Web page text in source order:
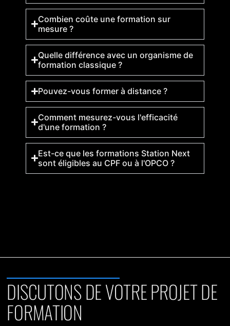
Combien coûte une formation sur
mesure ?
Quelle différence avec un organisme de
formation classique ?
Pouvez-vous former à distance ?
Comment mesurez-vous l'efficacité
d'une formation ?
Est-ce que les formations Station Next
sont éligibles au CPF ou à l'OPCO ?
DISCUTONS DE VOTRE PROJET DE
FORMATION